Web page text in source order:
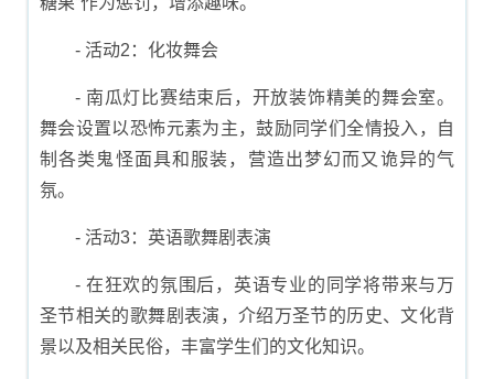
- 活动2：化妆舞会
- 南瓜灯比赛结束后，开放装饰精美的舞会室。
舞会设置以恐怖元素为主，鼓励同学们全情投入，自
制各类鬼怪面具和服装，营造出梦幻而又诡异的气
氛。
- 活动3：英语歌舞剧表演
- 在狂欢的氛围后，英语专业的同学将带来与万
圣节相关的歌舞剧表演，介绍万圣节的历史、文化背
景以及相关民俗，丰富学生们的文化知识。